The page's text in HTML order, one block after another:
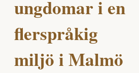
ungdomar i en
flerspråkig
miljö i Malmö